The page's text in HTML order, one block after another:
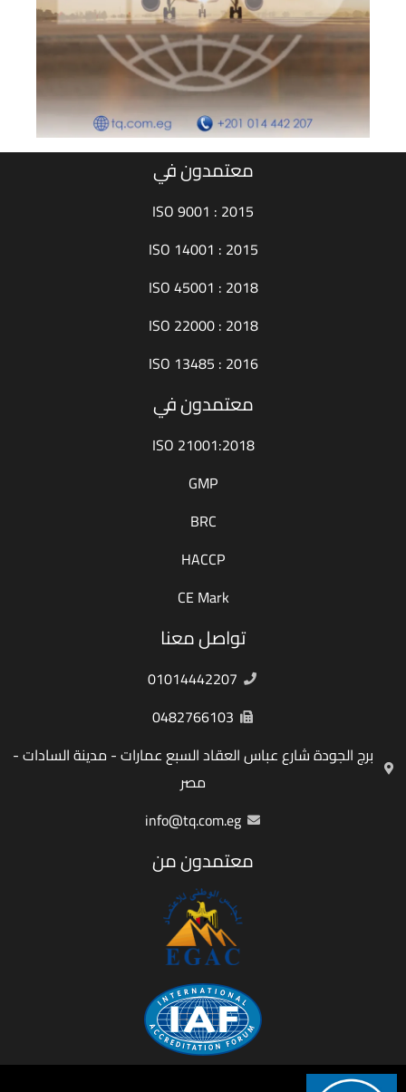
معتمدون في
ISO 9001 : 2015
ISO 14001 : 2015
ISO 45001 : 2018
ISO 22000 : 2018
ISO 13485 : 2016
معتمدون في
ISO 21001:2018
GMP
BRC
HACCP
CE Mark
تواصل معنا
01014442207
0482766103
برج الجودة شارع عباس العقاد السبع عمارات - مدينة السادات -
مصر
info@tq.com.eg
معتمدون من